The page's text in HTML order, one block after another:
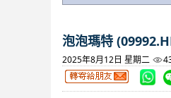
泡泡瑪特
2025年8月12日 星期二